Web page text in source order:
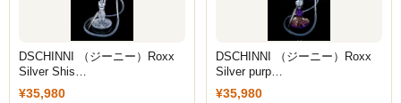
H R
DSCHINNI （ジーニー）Roxx
Silver Shis…
¥35,980
DSCHINNI （ジーニー）Roxx
Silver purp…
¥35,980